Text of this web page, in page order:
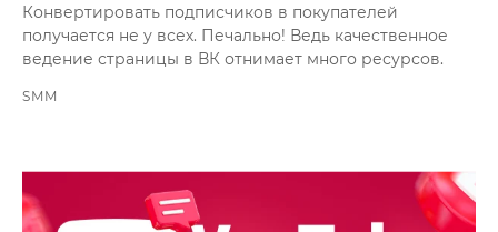
Конвертировать подписчиков в покупателей
получается не у всех. Печально! Ведь качественное
ведение страницы в ВК отнимает много ресурсов.
SMM